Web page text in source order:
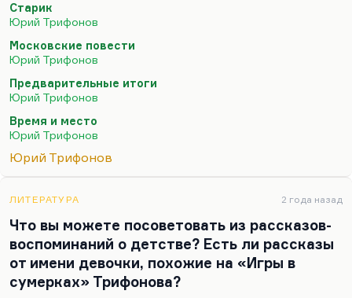
Выживший герой — это не совсем он, и
раздвоение это произошло еще в «Московских
повестях», вообще говоря, потому что
выживающая часть Трифонова, московский
писатель,— это герой «Предварительных итогов»,
который, в общем, ненавидит себя заслуженно.
Он есть в Трифонове, и это конформный
персонаж, он себя не любит. А есть Ребров,
который был он настоящий. В нем же уживались
Старик
Юрий Трифонов
Московские повести
Юрий Трифонов
Предварительные итоги
Юрий Трифонов
Время и место
Юрий Трифонов
Юрий Трифонов
ЛИТЕРАТУРА 2 года назад
Что вы можете посоветовать из рассказов-
воспоминаний о детстве? Есть ли рассказы
от имени девочки, похожие на «Игры в
сумерках» Трифонова?